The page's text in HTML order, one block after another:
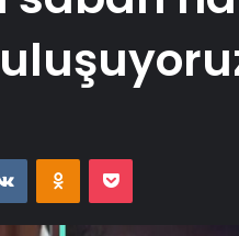
VKontakteOdnoklassniki
Pocket